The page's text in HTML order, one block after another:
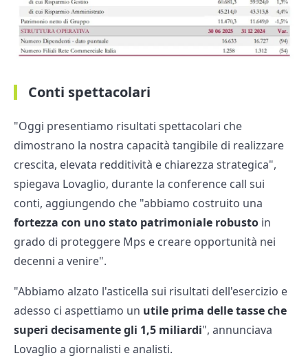
Conti spettacolari
"Oggi presentiamo risultati spettacolari che
dimostrano la nostra capacità tangibile di realizzare
crescita, elevata redditività e chiarezza strategica",
spiegava Lovaglio, durante la conference call sui
conti, aggiungendo che "abbiamo costruito una
fortezza con uno stato patrimoniale robusto in
grado di proteggere Mps e creare opportunità nei
decenni a venire".
"Abbiamo alzato l'asticella sui risultati dell'esercizio e
adesso ci aspettiamo un utile prima delle tasse che
superi decisamente gli 1,5 miliardi", annunciava
Lovaglio a giornalisti e analisti.